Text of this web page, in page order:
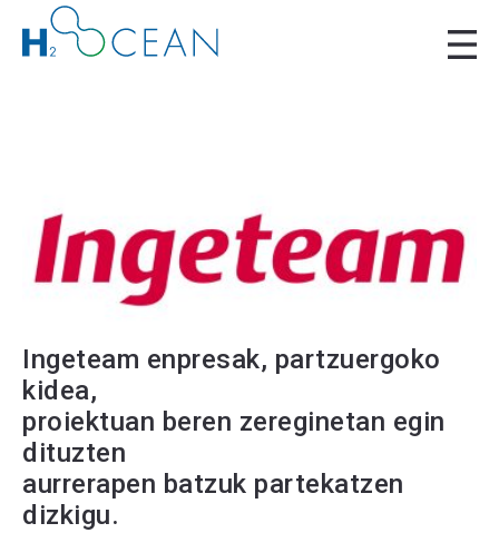
Ingeteam enpresak, partzuergoko
kidea,
proiektuan beren zereginetan egin
dituzten
aurrerapen batzuk partekatzen
dizkigu.